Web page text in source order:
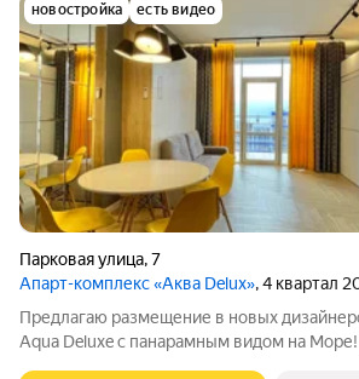
новостройка есть видео
Парковая улица,7
Апарт-комплекс «Аква Delux», 4 квартал
Предлагаю размещение в новых
Aqua Deluxe с панарамным видом на